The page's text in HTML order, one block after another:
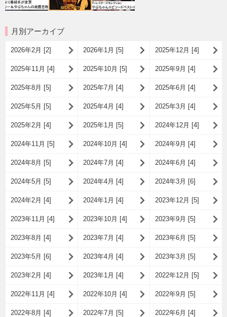
月別アーカイブ
2026年2月 [2] 2026年1月 [5] 2025年12月 [4]
2025年11月 [4] 2025年10月 [5] 2025年9月 [4]
2025年8月 [5] 2025年7月 [4] 2025年6月 [4]
2025年5月 [5] 2025年4月 [4] 2025年3月 [4]
2025年2月 [4] 2025年1月 [5] 2024年12月 [4]
2024年11月 [5] 2024年10月 [4] 2024年9月 [4]
2024年8月 [5] 2024年7月 [4] 2024年6月 [4]
2024年5月 [5] 2024年4月 [4] 2024年3月 [6]
2024年2月 [4] 2024年1月 [4] 2023年12月 [5]
2023年11月 [4] 2023年10月 [4] 2023年9月 [5]
2023年8月 [4] 2023年7月 [4] 2023年6月 [5]
2023年5月 [6] 2023年4月 [4] 2023年3月 [5]
2023年2月 [4] 2023年1月 [4] 2022年12月 [5]
2022年11月 [4] 2022年10月 [4] 2022年9月 [5]
2022年8月 [4] 2022年7月 [5] 2022年6月 [4]